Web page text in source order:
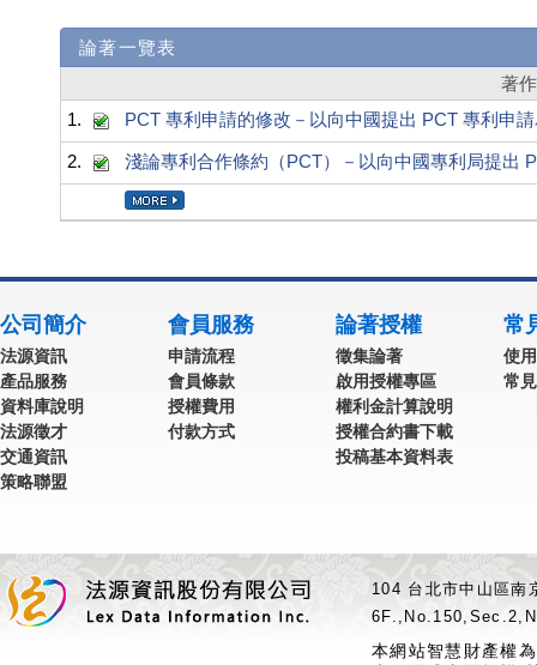
論著一覽表
著
1.
PCT 專利申請的修改－以向中國提出 PCT 專利申
2. 淺論專利合作條約（PCT）－以向中國專利局提出
公司簡介
法源資訊
產品服務
資料庫說明
法源徵才
交通資訊
策略聯盟
會員服務
申請流程
會員條款
授權費用
付款方式
論著授權
徵集論著
啟用授權專區
權利金計算說明
授權合約書下載
投稿基本資料表
常
使
常
104 台北市中山區
本網站智慧財產權